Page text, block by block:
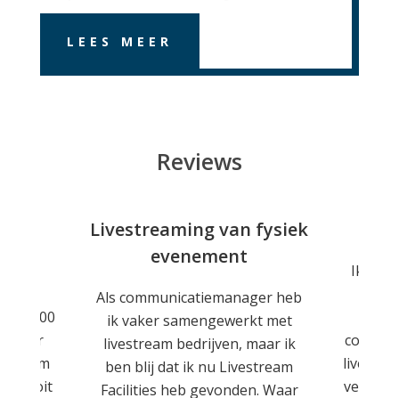
LEES MEER
Reviews
600
nooit
Livestreaming van fysiek
evenement
Als communicatiemanager heb
ik vaker samengewerkt met
livestream bedrijven, maar ik
ben blij dat ik nu Livestream
Facilities heb gevonden. Waar
Ik ben
contact